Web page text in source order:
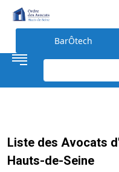
BarÔtech
Liste des Avocats
Hauts-de-Seine
Préférences en matière de